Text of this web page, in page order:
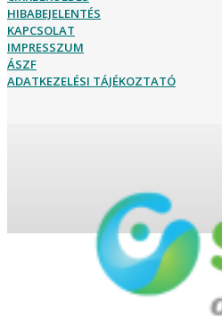
HIBABEJELENTÉS
KAPCSOLAT
IMPRESSZUM
ÁSZF
ADATKEZELÉSI TÁJÉKOZTATÓ